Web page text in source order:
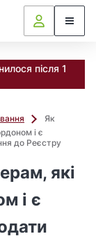
після 1
Як
і є
до Реєстру
які
і є